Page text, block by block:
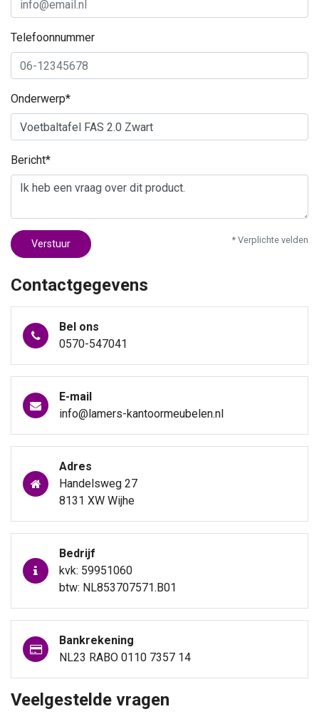
Telefoonnummer
Onderwerp*
Bericht*
Verstuur * Verplichte velden
Contactgegevens
Bel ons
0570-547041
E-mail
info@lamers-kantoormeubelen.nl
Adres
Handelsweg 27
8131 XW Wijhe
Bedrijf
kvk: 59951060
btw: NL853707571.B01
Bankrekening
NL23 RABO 0110 7357 14
Veelgestelde vragen